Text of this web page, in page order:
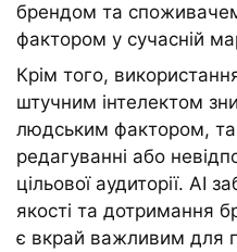
брендом та
фактором у сучасній
Крім того,
штучним інтелектом
людським фактором,
редагуванні або
цільової аудиторії. AI
якості та дотримання
є вкрай важливим для